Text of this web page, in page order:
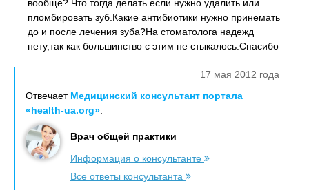
вообще? Что тогда делать если нужно удалить или
пломбировать зуб.Какие антибиотики нужно принемать
до и после лечения зуба?На стоматолога надежд
нету,так как большинство с этим не стыкалось.Спасибо
17 мая 2012 года
Отвечает Медицинский консультант портала
«health-ua.org»:
Врач общей практики
Информация о консультанте
Все ответы консультанта